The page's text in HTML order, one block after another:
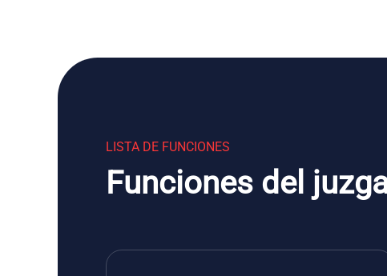
LISTA DE FUNCIONES
Funciones del